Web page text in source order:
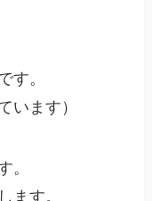
す。
います）
。
ます。